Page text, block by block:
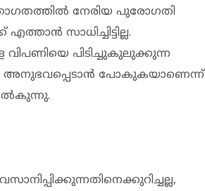
നേരിയ പുരോഗതി
സാധിച്ചിട്ടില്ല.
പിടിച്ചുകുലുക്കുന്ന
അനുഭവപ്പെടാൻ പോകുകയാണെന്ന്